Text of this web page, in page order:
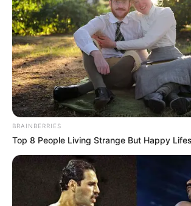
Participe do nosso
WhatsApp!
Fique informado em tempo real sobre as
notícias de Paraguaçu Paulista e região
BRAINBERRIES
Top 8 People Living Strange But Happy